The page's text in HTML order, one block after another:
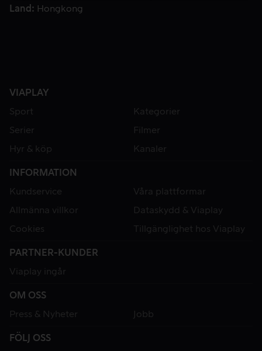
Land
Hongkong
VIAPLAY
Sport
Kategorier
Serier
Filmer
Hyr & köp
Kanaler
INFORMATION
Kundservice
Våra plattformar
Allmänna villkor
Dataskydd & Viaplay
Cookies
Tillgänglighet hos Viaplay
PARTNER-KUNDER
Viaplay ingår
OM OSS
Press & Nyheter
Jobb
FÖLJ OSS